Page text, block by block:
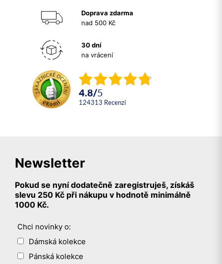
Doprava zdarma
nad 500 Kč
30 dní
na vrácení
4.8/5
124313 recenzí
Newsletter
Pokud se nyní dodatečně zaregistruješ, získáš
slevu 250 Kč při nákupu v hodnotě minimálně
1000 Kč.
Chci novinky o:
Dámská kolekce
Pánská kolekce